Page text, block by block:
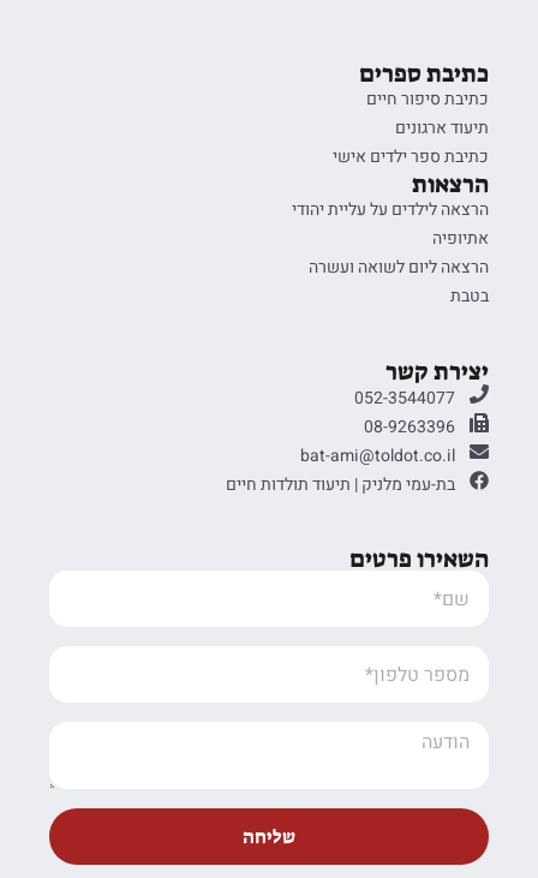
כתיבת ספרים
כתיבת סיפור חיים
תיעוד ארגונים
כתיבת ספר ילדים אישי
הרצאות
הרצאה לילדים על עליית יהודי
אתיופיה
הרצאה ליום לשואה ועשרה
בטבת
יצירת קשר
052-3544077
08-9263396
bat-ami@toldot.co.il
בת-עמי מלניק | תיעוד תולדות חיים
השאירו פרטים
שליחה